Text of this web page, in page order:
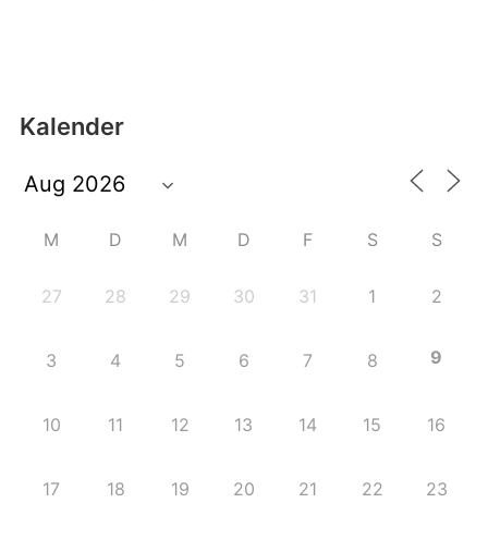
Kalender
M D M D F S S
27 28 29 30 31 1 2
3 4 5 6 7 8 9
10 11 12 13 14 15 16
17 18 19 20 21 22 23